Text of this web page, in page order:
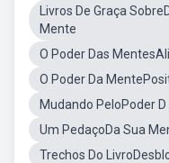
Livros De Graça
Mente
O Poder Das
O Poder Da
Mudando PeloPoder
Um PedaçoDa Sua
Trechos Do